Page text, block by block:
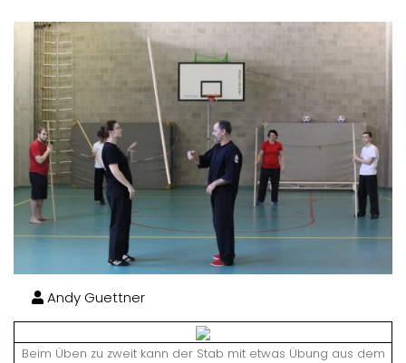
Andy Guettner
Beim Üben zu zweit kann der Stab mit etwas Übung aus dem